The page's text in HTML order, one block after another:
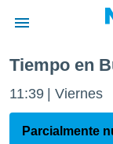
de
ha sido
Tiempo en
11:39 Viernes
Parcialmente